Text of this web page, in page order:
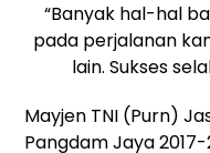
“Banyak hal-hal
pada perjalanan
lain. Sukses
Mayjen TNI (Purn)
Pangdam Jaya 2017-